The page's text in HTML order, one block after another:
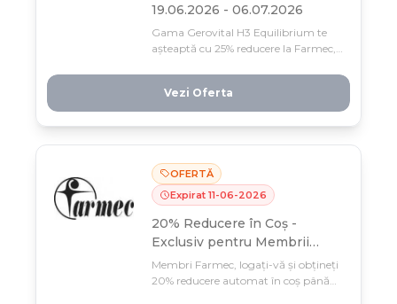
19.06.2026 - 06.07.2026
Gama Gerovital H3 Equilibrium te
așteaptă cu 25% reducere la Farmec,
de frumusețe cu produsele premium
ale brandului favorit tău.
Vezi Oferta
OFERTĂ
Expirat 11-06-2026
20% Reducere în Coș -
Exclusiv pentru Membrii
Farmec
Membri Farmec, logați-vă și obțineți
20% reducere automat în coș până